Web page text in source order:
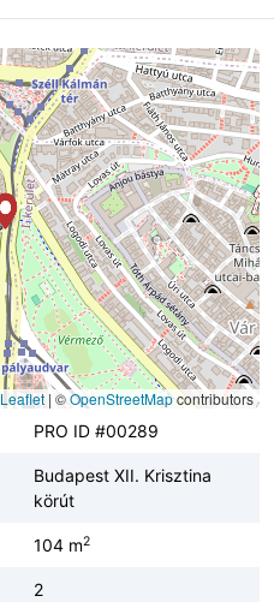
Leaflet | ©OpenStreetMapcontributors
PRO ID #00289
Budapest XII. Krisztina
körút
104 m2
2